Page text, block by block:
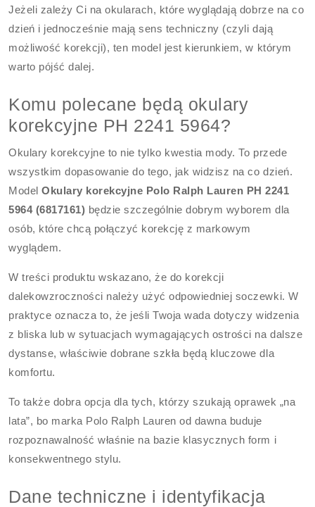
Jeżeli zależy Ci na okularach, które wyglądają dobrze na co
dzień i jednocześnie mają sens techniczny (czyli dają
możliwość korekcji), ten model jest kierunkiem, w którym
warto pójść dalej.
Komu polecane będą okulary
korekcyjne PH 2241 5964?
Okulary korekcyjne to nie tylko kwestia mody. To przede
wszystkim dopasowanie do tego, jak widzisz na co dzień.
ModelOkulary korekcyjne Polo Ralph Lauren PH 2241
5964 (6817161) będzie szczególnie dobrym wyborem dla
osób, które chcą połączyć korekcję z markowym
wyglądem.
W treści produktu wskazano, że do korekcji
dalekowzroczności należy użyć odpowiedniej soczewki. W
praktyce oznacza to, że jeśli Twoja wada dotyczy widzenia
z bliska lub w sytuacjach wymagających ostrości na dalsze
dystanse, właściwie dobrane szkła będą kluczowe dla
komfortu.
To także dobra opcja dla tych, którzy szukają oprawek „na
lata”, bo marka Polo Ralph Lauren od dawna buduje
rozpoznawalność właśnie na bazie klasycznych form i
konsekwentnego stylu.
Dane techniczne i identyfikacja